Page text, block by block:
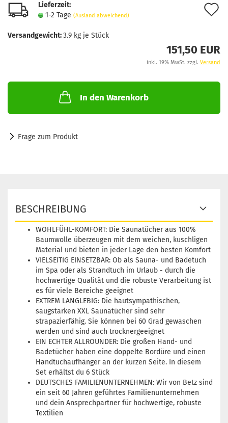
Lieferzeit:
1-2 Tage (Ausland abweichend)
Versandgewicht:3.9 kg je Stück
151,50 EUR
inkl. 19% MwSt. zzgl. Versand
In den Warenkorb
Frage zum Produkt
BESCHREIBUNG
WOHLFÜHL-KOMFORT: Die Saunatücher aus 100%
Baumwolle überzeugen mit dem weichen, kuschligen
Material und bieten in jeder Lage den besten Komfort
VIELSEITIG EINSETZBAR: Ob als Sauna- und Badetuch
im Spa oder als Strandtuch im Urlaub - durch die
hochwertige Qualität und die robuste Verarbeitung ist
es für viele Bereiche geeignet
EXTREM LANGLEBIG: Die hautsympathischen,
saugstarken XXL Saunatücher sind sehr
strapazierfähig. Sie können bei 60 Grad gewaschen
werden und sind auch trocknergeeignet
EIN ECHTER ALLROUNDER: Die großen Hand- und
Badetücher haben eine doppelte Bordüre und einen
Handtuchaufhänger an der kurzen Seite. In diesem
Set erhältst du 6 Stück
DEUTSCHES FAMILIENUNTERNEHMEN: Wir von Betz sind
ein seit 60 Jahren geführtes Familienunternehmen
und dein Ansprechpartner für hochwertige, robuste
Textilien